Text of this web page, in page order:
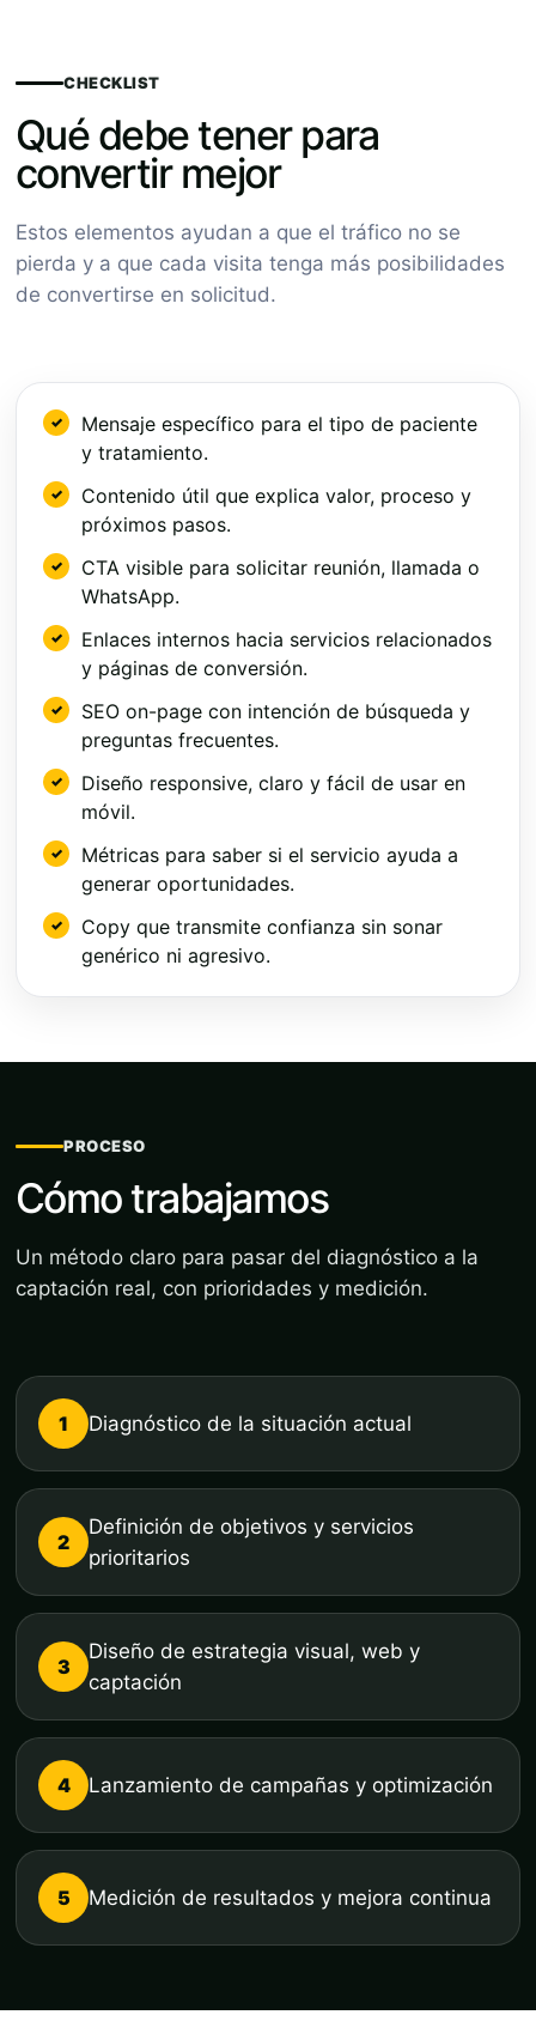
CHECKLIST
Qué debe tener para
convertir mejor
Estos elementos ayudan a que el tráfico no se
pierda y a que cada visita tenga más posibilidades
de convertirse en solicitud.
Mensaje específico para el tipo de paciente
y tratamiento.
Contenido útil que explica valor, proceso y
próximos pasos.
CTA visible para solicitar reunión, llamada o
WhatsApp.
Enlaces internos hacia servicios relacionados
y páginas de conversión.
SEO on-page con intención de búsqueda y
preguntas frecuentes.
Diseño responsive, claro y fácil de usar en
móvil.
Métricas para saber si el servicio ayuda a
generar oportunidades.
Copy que transmite confianza sin sonar
genérico ni agresivo.
PROCESO
Cómo trabajamos
Un método claro para pasar del diagnóstico a la
captación real, con prioridades y medición.
1 Diagnóstico de la situación actual
2
Definición de objetivos y servicios
prioritarios
3
Diseño de estrategia visual, web y
captación
4 Lanzamiento de campañas y optimización
5 Medición de resultados y mejora continua